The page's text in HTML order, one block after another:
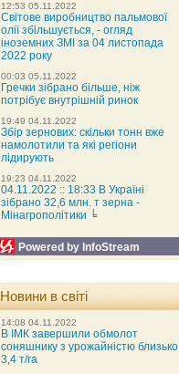
12:53 05.11.2022
Світове виробництво пальмової
олії збільшується, - огляд
іноземних ЗМІ за 04 листопада
2022 року
00:03 05.11.2022
Гречки зібрано більше, ніж
потрібує внутрішній ринок
19:49 04.11.2022
Збір зернових: скільки тонн вже
намолотили та які регіони
лідирують
19:23 04.11.2022
04.11.2022 :: 18:33 В Україні
зібрано 32,6 млн. т зерна -
Мінагрополітики ╘
Powered by InfoStream
Новини в світі
14:08 04.11.2022
В ІМК завершили обмолот
соняшнику з урожайністю близько
3,4 т/га